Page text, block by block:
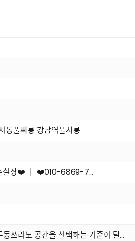
풀싸롱 강남역풀사롱
실장❤️ ｜ ❤️010-6869-7…
쓰리노 공간을 선택하는 기준이 달…